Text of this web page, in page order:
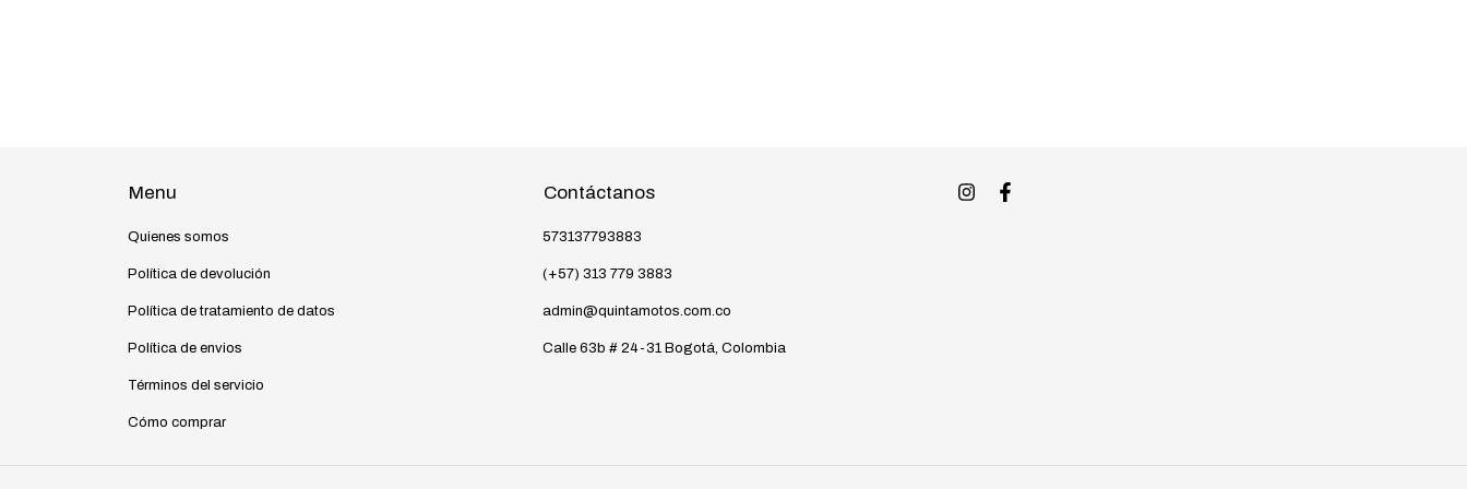
Menu
Quienes somos
Política de devolución
Política de tratamiento de datos
Política de envios
Términos del servicio
Cómo comprar
Contáctanos
573137793883
(+57) 313 779 3883
admin@quintamotos.com.co
Calle 63b # 24-31 Bogotá, Colombia